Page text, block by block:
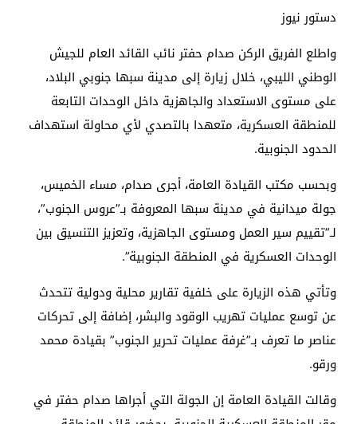
دستور نيوز
واطلع الفريق الركن صدام حفتر نائب القائد العام للجيش
الوطني الليبي، خلال زيارة إلى مدينة سبها جنوبي البلاد،
على مستوى الاستعداد والجاهزية داخل الوحدات التابعة
للمنطقة العسكرية، متعهدا بالتصدي لأي محاولة استهداف
الحدود الجنوبية.
وبحسب مكتب القيادة العامة، أجرى صدام، مساء الخميس،
جولة ميدانية في مدينة سبها المعروفة بـ”عروس الجنوب”،
لـ”تقييم سير العمل ومستوى الجاهزية، وتعزيز التنسيق بين
الوحدات العسكرية في المنطقة الجنوبية”.
وتأتي هذه الزيارة على خلفية تقارير محلية ودولية تتحدث
عن توسع عمليات تهريب الوقود والبشر، إضافة إلى تحركات
عناصر ما تعرف بـ”غرفة عمليات تحرير الجنوب” بقيادة محمد
ورقو.
وقالت القيادة العامة إن الجولة التي أجراها صدام حفتر في